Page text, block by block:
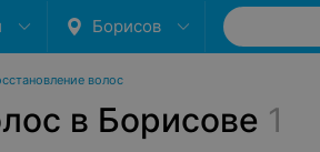
Борисов
волос
в Борисове 1